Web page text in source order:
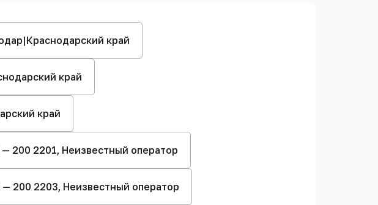
край
край
край
200 2201, Неизвестный оператор
200 2203, Неизвестный оператор